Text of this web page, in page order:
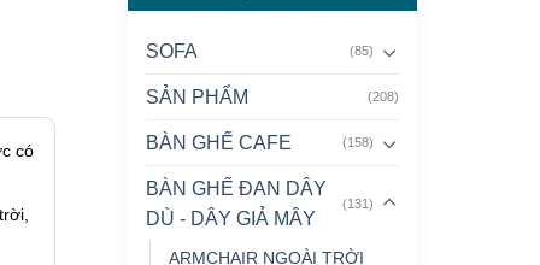
SOFA (85)
SẢN PHẨM (208)
BÀN GHẾ CAFE (158)
BÀN GHẾ ĐAN DÂY
DÙ - DÂY GIẢ MÂY
(131)
ARMCHAIR NGOÀI TRỜI
có